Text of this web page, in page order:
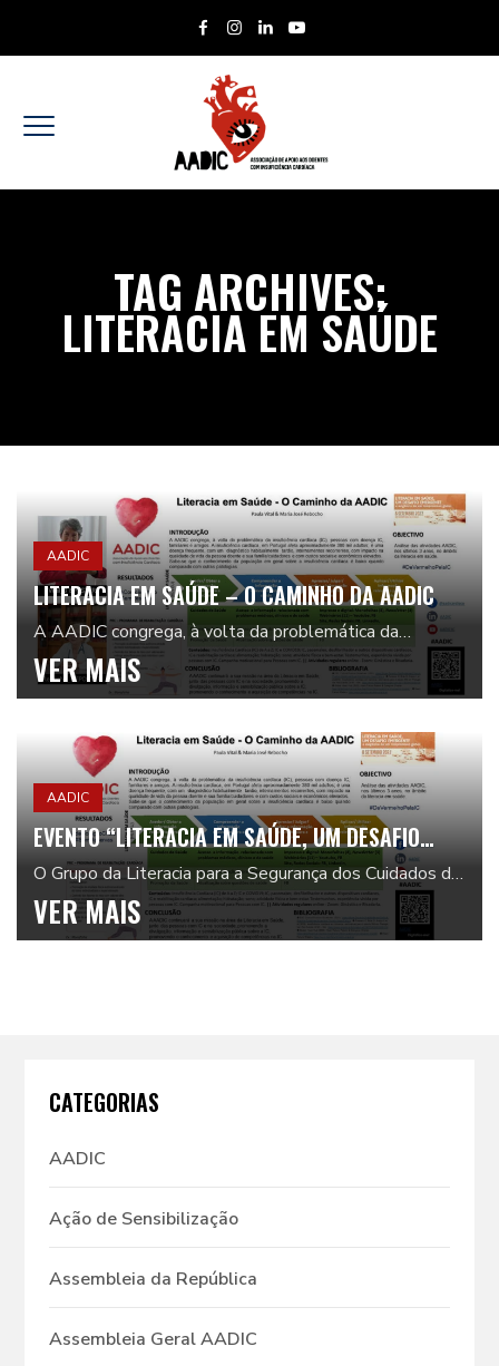
TAG ARCHIVES:
LITERACIA EM SAÚDE
AADIC
LITERACIA EM SAÚDE – O CAMINHO DA AADIC
A AADIC congrega, à volta da problemática da
insuficiência cardíaca (IC), pessoas com doença IC,
familiares e amigos. A insuficiência cardíaca, em P...
VER MAIS
AADIC
EVENTO “LITERACIA EM SAÚDE, UM DESAFIO
EMERGENTE – A EXIGÊNCIA DE UM
COMPROMISSO GLOBAL”: E-POSTER DA AADIC
CONQUISTA 3º LUGAR
O Grupo da Literacia para a Segurança dos Cuidados de
Saúde de Enfermagem do #CHUC, em parceria com a
Sociedade Portuguesa Literacia em Saúde, assi...
VER MAIS
CATEGORIAS
AADIC
Ação de Sensibilização
Assembleia da República
Assembleia Geral AADIC